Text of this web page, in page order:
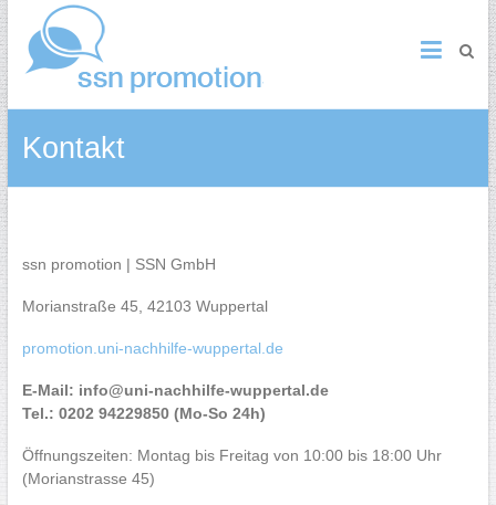
Kontakt
ssn promotion | SSN GmbH
Morianstraße 45, 42103 Wuppertal
promotion.uni-nachhilfe-wuppertal.de
E-Mail: info@uni-nachhilfe-wuppertal.de
Tel.: 0202 94229850 (Mo-So 24h)
Öffnungszeiten: Montag bis Freitag von 10:00 bis 18:00 Uhr
(Morianstrasse 45)